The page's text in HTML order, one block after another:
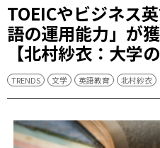
TOEICやビジネス
語の運用能力」が
【北村紗衣：大学
TRENDS 文学 英語教育 北村紗衣